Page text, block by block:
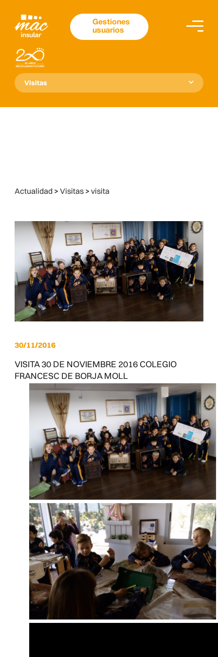
Gestiones
usuarios
Visitas
Actualidad > Visitas > visita
30/11/2016
VISITA 30 DE NOVIEMBRE 2016 COLEGIO
FRANCESC DE BORJA MOLL